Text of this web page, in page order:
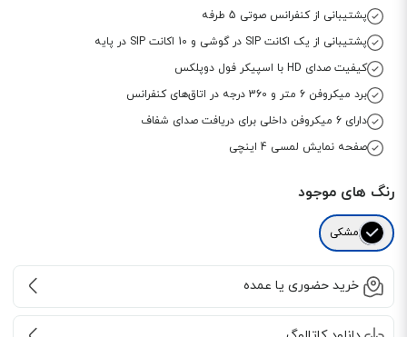
پشتیبانی از کنفرانس صوتی 5 طرفه
پشتیبانی از یک اکانت SIP در گوشی و 10 اکانت SIP در پایه
کیفیت صدای HD با اسپیکر فول دوپلکس
برد میکروفن 6 متر و 360 درجه در اتاق‌های کنفرانس
دارای 6 میکروفن داخلی برای دریافت صدای شفاف
صفحه نمایش لمسی 4 اینچی
رنگ های موجود
مشکی
خرید حضوری یا عمده